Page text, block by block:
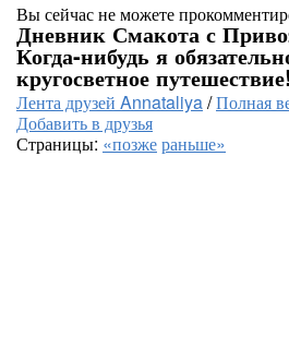
Вы сейчас не можете
Дневник Смакота с
Когда-нибудь я
кругосветное
Лента друзей Annataliya/Полная
Добавить в друзья
Страницы: «позжераньше»